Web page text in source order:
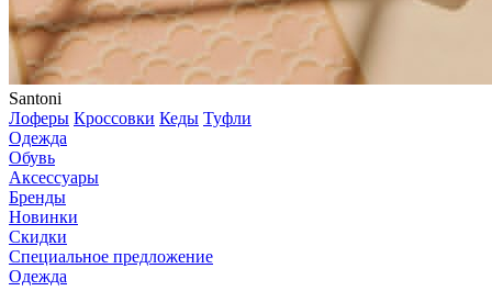
Santoni
Лоферы Кроссовки Кеды Туфли
Одежда
Обувь
Аксессуары
Бренды
Новинки
Скидки
Специальное предложение
Одежда